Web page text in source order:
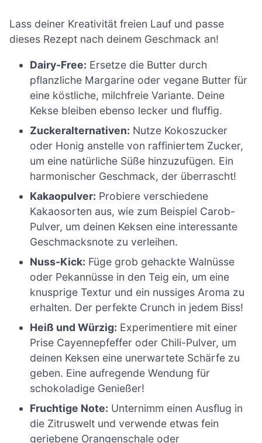
Lass deiner Kreativität freien Lauf und passe
dieses Rezept nach deinem Geschmack an!
Dairy-Free: Ersetze die Butter durch
pflanzliche Margarine oder vegane Butter für
eine köstliche, milchfreie Variante. Deine
Kekse bleiben ebenso lecker und fluffig.
Zuckeralternativen: Nutze Kokoszucker
oder Honig anstelle von raffiniertem Zucker,
um eine natürliche Süße hinzuzufügen. Ein
harmonischer Geschmack, der überrascht!
Kakaopulver: Probiere verschiedene
Kakaosorten aus, wie zum Beispiel Carob-
Pulver, um deinen Keksen eine interessante
Geschmacksnote zu verleihen.
Nuss-Kick: Füge grob gehackte Walnüsse
oder Pekannüsse in den Teig ein, um eine
knusprige Textur und ein nussiges Aroma zu
erhalten. Der perfekte Crunch in jedem Biss!
Heiß und Würzig: Experimentiere mit einer
Prise Cayennepfeffer oder Chili-Pulver, um
deinen Keksen eine unerwartete Schärfe zu
geben. Eine aufregende Wendung für
schokoladige Genießer!
Fruchtige Note: Unternimm einen Ausflug in
die Zitruswelt und verwende etwas fein
geriebene Orangenschale oder